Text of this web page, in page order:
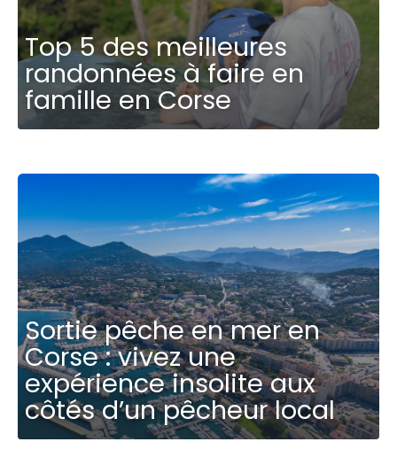
Top 5 des meilleures
randonnées à faire en
famille en Corse
Sortie pêche en mer en
Corse : vivez une
expérience insolite aux
côtés d’un pêcheur local